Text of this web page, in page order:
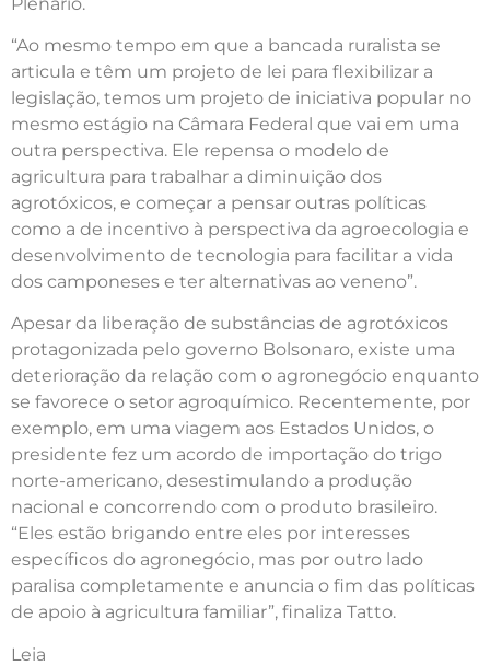
“Ao mesmo tempo em que a bancada ruralista se
articula e têm um projeto de lei para flexibilizar a
legislação, temos um projeto de iniciativa popular no
mesmo estágio na Câmara Federal que vai em uma
outra perspectiva. Ele repensa o modelo de
agricultura para trabalhar a diminuição dos
agrotóxicos, e começar a pensar outras políticas
como a de incentivo à perspectiva da agroecologia e
desenvolvimento de tecnologia para facilitar a vida
dos camponeses e ter alternativas ao veneno”.
Apesar da liberação de substâncias de agrotóxicos
protagonizada pelo governo Bolsonaro, existe uma
deterioração da relação com o agronegócio enquanto
se favorece o setor agroquímico. Recentemente, por
exemplo, em uma viagem aos Estados Unidos, o
presidente fez um acordo de importação do trigo
norte-americano, desestimulando a produção
nacional e concorrendo com o produto brasileiro.
“Eles estão brigando entre eles por interesses
específicos do agronegócio, mas por outro lado
paralisa completamente e anuncia o fim das políticas
de apoio à agricultura familiar”, finaliza Tatto.
Leia